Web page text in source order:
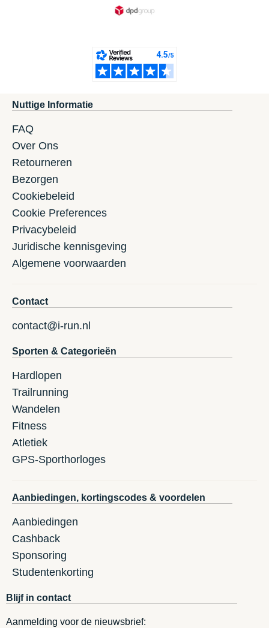
Nuttige Informatie
FAQ
Over Ons
Retourneren
Bezorgen
Cookiebeleid
Cookie Preferences
Privacybeleid
Juridische kennisgeving
Algemene voorwaarden
Contact
contact@i-run.nl
Sporten & Categorieën
Hardlopen
Trailrunning
Wandelen
Fitness
Atletiek
GPS-Sporthorloges
Aanbiedingen, kortingscodes & voordelen
Aanbiedingen
Cashback
Sponsoring
Studentenkorting
Blijf in contact
Aanmelding voor de nieuwsbrief: